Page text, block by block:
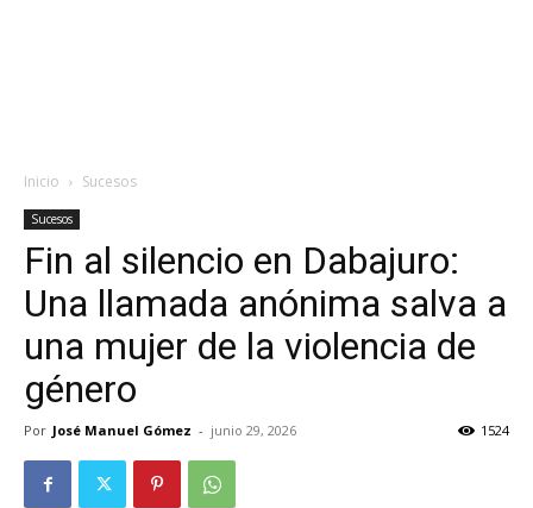
Inicio Sucesos
Sucesos
Fin al silencio en Dabajuro:
Una llamada anónima salva a
una mujer de la violencia de
género
Por José Manuel Gómez - junio 29, 2026 1524